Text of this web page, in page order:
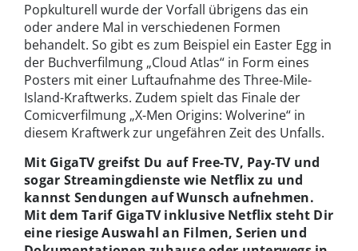
Popkulturell wurde der Vorfall übrigens das ein
oder andere Mal in verschiedenen Formen
behandelt. So gibt es zum Beispiel ein Easter Egg in
der Buchverfilmung „Cloud Atlas“ in Form eines
Posters mit einer Luftaufnahme des Three-Mile-
Island-Kraftwerks. Zudem spielt das Finale der
Comicverfilmung „X-Men Origins: Wolverine“ in
diesem Kraftwerk zur ungefähren Zeit des Unfalls.
Mit GigaTV greifst Du auf Free-TV, Pay-TV und
sogar Streamingdienste wie Netflix zu und
kannst Sendungen auf Wunsch aufnehmen.
Mit dem Tarif GigaTV inklusive Netflix steht Dir
eine riesige Auswahl an Filmen, Serien und